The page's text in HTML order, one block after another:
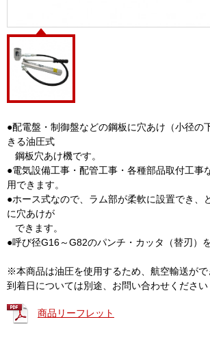
●配電盤・制御盤などの鋼板に穴あけ（小径の
きる油圧式
鋼板穴あけ機です。
●電気設備工事・配管工事・各種部品取付工事
用できます。
●ホース式なので、ラム部が柔軟に設置でき、
に穴あけが
できます。
●呼び径G16～G82のパンチ・カッタ（替刃）
※本商品は油圧を使用するため、航空輸送がで
到着日については別途、お問い合わせください
商品リーフレット